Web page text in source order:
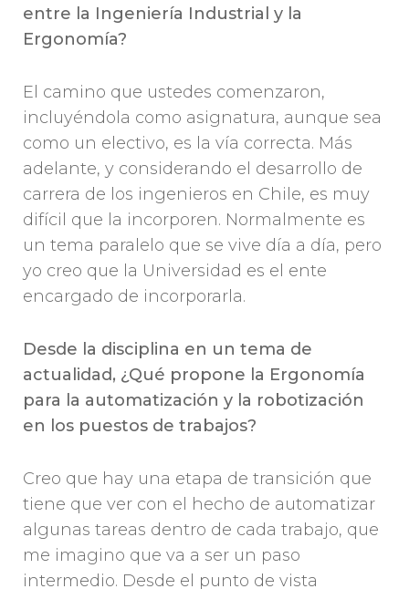
entre la Ingeniería Industrial y la
Ergonomía?
El camino que ustedes comenzaron,
incluyéndola como asignatura, aunque sea
como un electivo, es la vía correcta. Más
adelante, y considerando el desarrollo de
carrera de los ingenieros en Chile, es muy
difícil que la incorporen. Normalmente es
un tema paralelo que se vive día a día, pero
yo creo que la Universidad es el ente
encargado de incorporarla.
Desde la disciplina en un tema de
actualidad, ¿Qué propone la Ergonomía
para la automatización y la robotización
en los puestos de trabajos?
Creo que hay una etapa de transición que
tiene que ver con el hecho de automatizar
algunas tareas dentro de cada trabajo, que
me imagino que va a ser un paso
intermedio. Desde el punto de vista